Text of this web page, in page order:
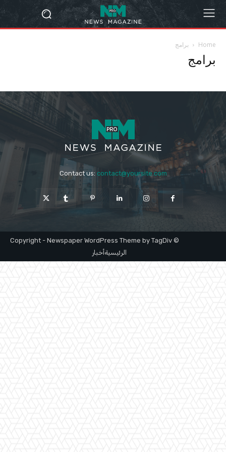
Home برامج
برامج
Contact us: contact@yoursite.com
© Copyright - Newspaper WordPress Theme by TagDiv
الرئيسيةأخبار